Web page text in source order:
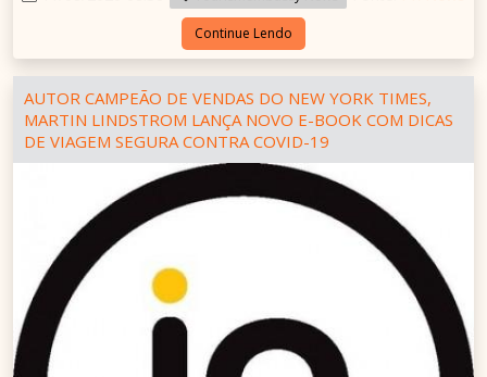
Continue Lendo
AUTOR CAMPEÃO DE VENDAS DO NEW YORK TIMES,
MARTIN LINDSTROM LANÇA NOVO E-BOOK COM DICAS
DE VIAGEM SEGURA CONTRA COVID-19